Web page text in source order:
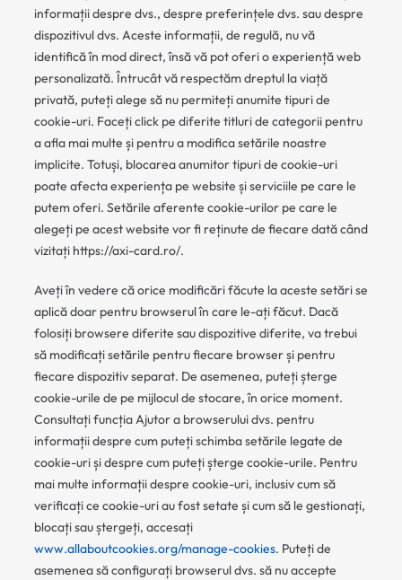
informații despre dvs., despre preferințele dvs. sau despre
dispozitivul dvs. Aceste informații, de regulă, nu vă
identifică în mod direct, însă vă pot oferi o experiență web
personalizată. Întrucât vă respectăm dreptul la viață
privată, puteți alege să nu permiteți anumite tipuri de
cookie-uri. Faceți click pe diferite titluri de categorii pentru
a afla mai multe și pentru a modifica setările noastre
implicite. Totuși, blocarea anumitor tipuri de cookie-uri
poate afecta experiența pe website și serviciile pe care le
putem oferi. Setările aferente cookie-urilor pe care le
alegeți pe acest website vor fi reținute de fiecare dată când
vizitați https://axi-card.ro/.
Aveți în vedere că orice modificări făcute la aceste setări se
aplică doar pentru browserul în care le-ați făcut. Dacă
folosiți browsere diferite sau dispozitive diferite, va trebui
să modificați setările pentru fiecare browser și pentru
fiecare dispozitiv separat. De asemenea, puteți șterge
cookie-urile de pe mijlocul de stocare, în orice moment.
Consultați funcția Ajutor a browserului dvs. pentru
informații despre cum puteți schimba setările legate de
cookie-uri și despre cum puteți șterge cookie-urile. Pentru
mai multe informații despre cookie-uri, inclusiv cum să
verificați ce cookie-uri au fost setate și cum să le gestionați,
blocați sau ștergeți, accesați
www.allaboutcookies.org/manage-cookies. Puteți de
asemenea să configurați browserul dvs. să nu accepte